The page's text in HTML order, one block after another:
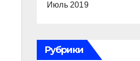
Июль 2019
Рубрики